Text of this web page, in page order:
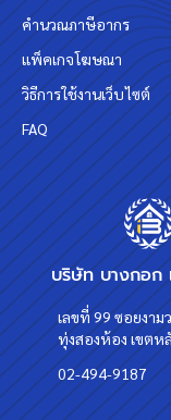
บริษัท บางกอก
เลขที่ 99 ซอยงา
ทุ่งสองห้อง เขตห
02-494-9187
คำนวณภาษีอากร
แพ็คเกจโฆษณา
วิธีการใช้งานเว็บไซต์
FAQ